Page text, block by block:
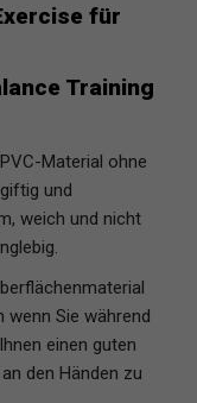
für
Training
Material ohne
und
weich und nicht
wenn Sie während
einen guten
den Händen zu